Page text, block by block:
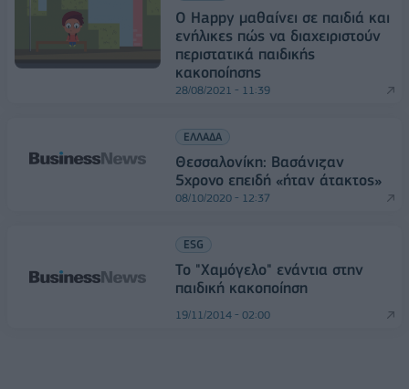
Ο Happy μαθαίνει σε παιδιά και
ενήλικες πώς να διαχειριστούν
περιστατικά παιδικής
κακοποίησης
28/08/2021 - 11:39
ΕΛΛΑΔΑ
Θεσσαλονίκη: Βασάνιζαν
5χρονο επειδή «ήταν άτακτος»
08/10/2020 - 12:37
ESG
Το "Χαμόγελο" ενάντια στην
παιδική κακοποίηση
19/11/2014 - 02:00